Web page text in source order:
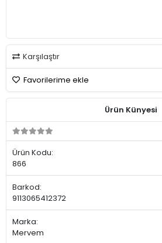
Karşılaştır
Favorilerime ekle
Ürün Künyesi
Ürün Kodu:
866
Barkod:
9113065412372
Marka:
Mervem